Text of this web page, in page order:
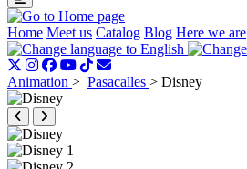
Home Meet us Catalog Blog Here we are
Animation > Pasacalles > Disney